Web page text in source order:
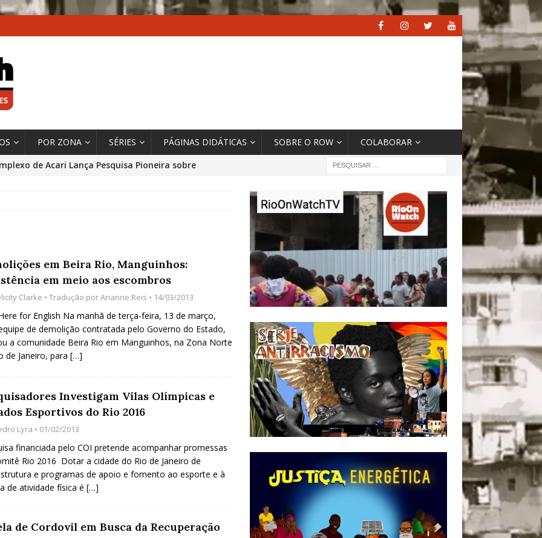
POR ZONA SÉRIES PÁGINAS DIDÁTICAS SOBRE O ROW COLABORAR
de Acari Lança Pesquisa Pioneira sobre
Cidades
*DESTAQUE
Agroecológico com os Povos das Águas Reúne
e Inauguração da Feira da Praia do Remanso
Fluminenses, Cronicamente Abandonados,
Nova Via Mobilidade 10 Anos Após Rio2016
em Beira Rio, Manguinhos:
em meio aos escombros
Clarke • Tradução porArianne Reis • 14/03/2013
for English Na manhã de terça-feira, 13 de março,
de demolição contratada pelo Governo do Estado,
a comunidade Beira Rio em Manguinhos, na Zona Norte
de Janeiro, para […]
Investigam Vilas Olímpicas e
Esportivos do Rio 2016
Lyra • 01/02/2013
financiada pelo COI pretende acompanhar promessas
Rio 2016 Dotar a cidade do Rio de Janeiro de
e programas de apoio e fomento ao esporte e à
de atividade física é […]
de Cordovil em Busca da Recuperação